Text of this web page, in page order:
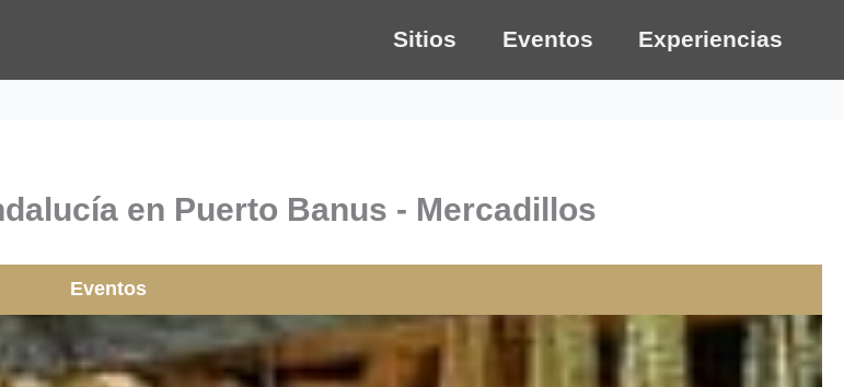
Sitios Eventos Experiencias
en Puerto Banus - Mercadillos
Eventos